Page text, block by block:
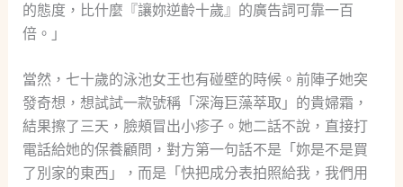
的態度，比什麼『讓妳逆齡十歲』的廣告詞可靠一百
倍。」
當然，七十歲的泳池女王也有碰壁的時候。前陣子她突
發奇想，想試試一款號稱「深海巨藻萃取」的貴婦霜，
結果擦了三天，臉頰冒出小疹子。她二話不說，直接打
電話給她的保養顧問，對方第一句話不是「妳是不是買
了別家的東西」，而是「快把成分表拍照給我，我們用